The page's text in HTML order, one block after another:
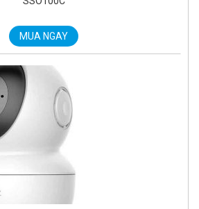
MUA NGAY
EZVIZ H6c Pro 3M 2K Tặng thẻ 64G